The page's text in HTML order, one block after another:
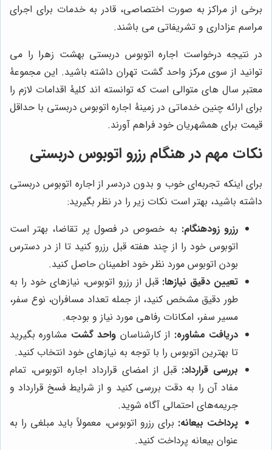
برخی از مراکز به صورت اختصاصی، قادر به خدمات برای اجرای
مراسم عزاداری و تشریفاتی می باشند.
در نتیجه درخواست اجاره اتوبوس دربستی بهشت زهرا را می
توانید از سوی مرکز واحد گشت تهران داشته باشید. این مجموعۀ
معتبر سال های متوالی است که توانسته اند کلیۀ اقدامات لازم را
برای ارائه چنین خدماتی در زمینۀ اجاره اتوبوس دربستی با حداقل
قیمت برای همشهریان خود فراهم آورند.
نکات مهم در هنگام رزرو اتوبوس دربستی
برای اینکه تجربه‌ای خوب و بدون دردسر از اجاره اتوبوس دربستی
داشته باشید، بهتر است نکات زیر را در نظر بگیرید:
رزرو زودهنگام: به خصوص در فصول پر تقاضا، بهتر است
اتوبوس خود را از چند هفته قبل رزرو کنید تا از در دسترس
بودن اتوبوس مورد نظر خود اطمینان حاصل کنید.
تعیین دقیق نیازها: قبل از رزرو اتوبوس، نیازهای خود را به
طور دقیق مشخص کنید، از جمله تعداد مسافران، نوع سفر،
مسیر سفر، امکانات رفاهی مورد نیاز و بودجه.
دریافت مشاوره: از کارشناسان واحد گشت مشاوره بگیرید
تا بهترین اتوبوس را با توجه به نیازهای خود انتخاب کنید.
بررسی قرارداد: قبل از امضای قرارداد اجاره اتوبوس، تمام
مفاد آن را به دقت بررسی کنید و از شرایط فسخ قرارداد و
جریمه‌های احتمالی آگاه شوید.
پرداخت بیعانه: برای رزرو اتوبوس، معمولاً باید مبلغی را به
عنوان بیعانه پرداخت کنید.